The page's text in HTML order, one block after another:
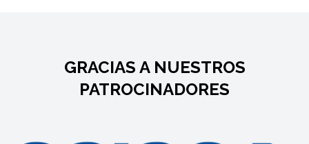
GRACIAS A NUESTROS
PATROCINADORES